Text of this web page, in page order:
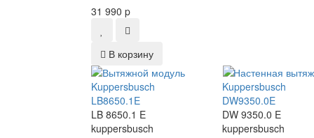
31 990 p
В корзину
LB 8650.1 E
kuppersbusch
DW 9350.0 E
kuppersbusch